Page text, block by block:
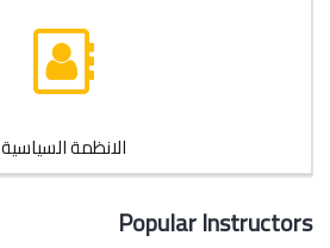
الانظمة السياسية
Popular Instructors